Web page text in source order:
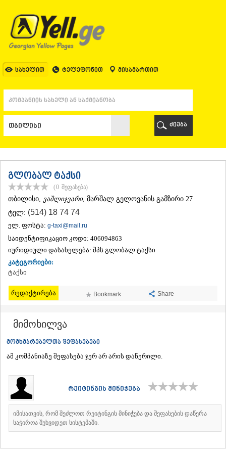
სახელით ტელეფონით მისამართით
ᲗᲑᲘᲚᲘᲡᲘ
ᲗᲑᲘᲚᲘᲡᲘ
ᲐᲤᲮᲐᲖᲔᲗᲘ
ᲒᲐᲚᲘ
ᲑᲐᲗᲣᲛᲘ
ᲥᲝᲑᲣᲚᲔᲗᲘ
ᲨᲣᲐᲮᲔᲕᲘ
ᲩᲐᲥᲕᲘ
ᲝᲖᲣᲠᲒᲔᲗᲘ
ᲩᲝᲮᲐᲢᲐᲣᲠᲘ
ᲣᲠᲔᲙᲘ
ᲘᲛᲔᲠᲔᲗᲘ
ᲑᲐᲦᲓᲐᲗᲘ
ᲕᲐᲜᲘ
ᲖᲔᲡᲢᲐᲤᲝᲜᲘ
ᲗᲔᲠᲯᲝᲚᲐ
ᲡᲐᲛᲢᲠᲔᲓᲘᲐ
ᲡᲐᲩᲮᲔᲠᲔ
ᲢᲧᲘᲑᲣᲚᲘ
ᲥᲣᲗᲐᲘᲡᲘ
ᲬᲧᲐᲚᲢᲣᲑᲝ
ᲭᲘᲐᲗᲣᲠᲐ
ᲙᲐᲮᲔᲗᲘ
ᲓᲔᲓᲝᲤᲚᲘᲡᲬᲧᲐᲠᲝ
ᲚᲐᲒᲝᲓᲔᲮᲘ
ᲡᲐᲒᲐᲠᲔᲯᲝ
ᲡᲘᲦᲜᲐᲦᲘ
ᲬᲜᲝᲠᲘ
ᲗᲘᲐᲜᲔᲗᲘ
ძიება
გლობალ ტაქსი
(0 შეფასება)
ᲗᲑᲘᲚᲘᲡᲘ, ვაშლიჯვარი, მარშალ გელოვანის გამზირი 27
ტელ: (514) 18 74 74
ელ. ფოსტა: g-taxi@mail.ru
საიდენტიფიკაციო კოდი: 406094863
იურიდიული დასახელება: შპს გლობალ ტაქსი
კატეგორიები:
ტაქსი
რედაქტირება Bookmark Share
მიმოხილვა
მომხმარებელთა შეფასებები
ამ კომპანიაზე შეფასება ჯერ არ არის დაწერილი.
რეიტინგის მინიჭება
იმისათვის, რომ შეძლოთ რეიტინგის მინიჭება და შეფასების დაწერა
საჭიროა შეხვიდეთ სისტემაში.